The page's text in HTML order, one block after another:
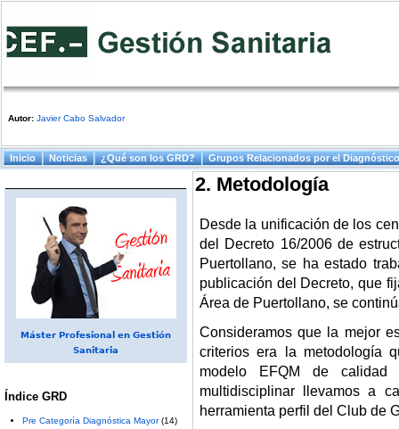
Autor: Javier Cabo Salvador
2. Metodología
Desde la unificación de los
del Decreto 16/2006 de
Puertollano, se ha estado
publicación del Decreto, que
Área de Puertollano, se
Consideramos que la mejor
criterios era la metodología
modelo EFQM de calidad
multidisciplinar llevamos a
herramienta perfil del Club de
Menú principal
Inicio Noticias ¿Qué son los GRD? Grupos Relacionados por el Diagnóstico
Máster Profesional en Gestión
Sanitaria
Índice GRD
Pre Categoría Diagnóstica Mayor(14)